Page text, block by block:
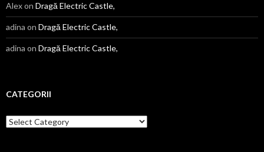
Alexon Dragă Electric Castle,
adina on Dragă Electric Castle,
adina on Dragă Electric Castle,
CATEGORII
Categorii